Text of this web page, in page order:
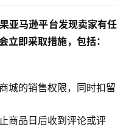
亚马逊平台发现卖家有任
立即采取措施，包括：
城的销售权限，同时扣留
商品日后收到评论或评